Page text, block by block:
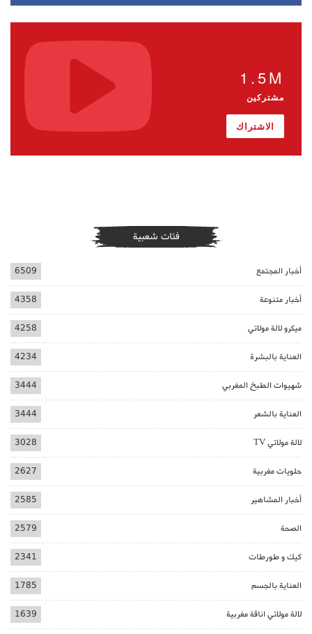
1.5M
مشتركين
الاشتراك
فئات شعبية
أخبار المجتمع 6509
أخبار متنوعة 4358
ميكرو لالة مولاتي 4258
العناية بالبشرة 4234
شهيوات الطبخ المغربي 3444
العناية بالشعر 3444
لالة مولاتي TV 3028
حلويات مغربية 2627
أخبار المشاهير 2585
الصحة 2579
كيك و طورطات 2341
العناية بالجسم 1785
لالة مولاتي اناقة مغربية 1639